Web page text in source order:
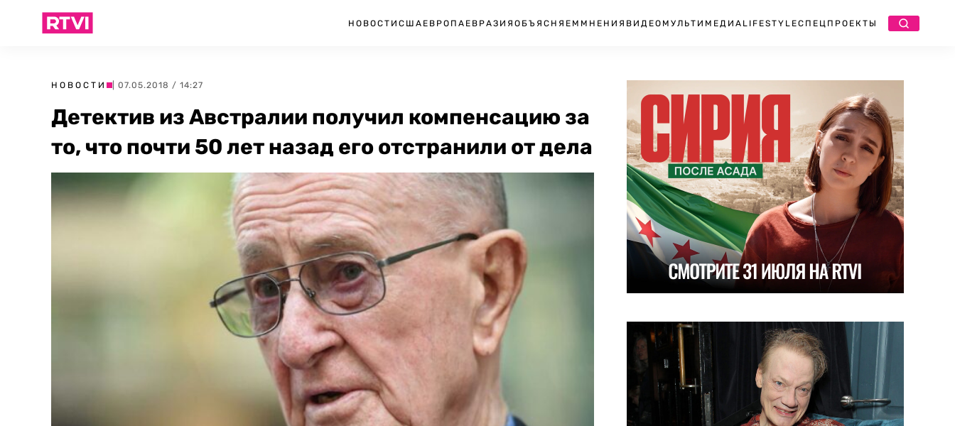
НОВОСТИ США ЕВРОПА ЕВРАЗИЯ ОБЪЯСНЯЕМ МНЕНИЯ ВИДЕО МУЛЬТИМЕДИА LIFESTYLEСПЕЦПРОЕКТЫ
НОВОСТИ | 07.05.2018 / 14:27
Детектив из Австралии получил компенсацию за
то, что почти 50 лет назад его отстранили от дела